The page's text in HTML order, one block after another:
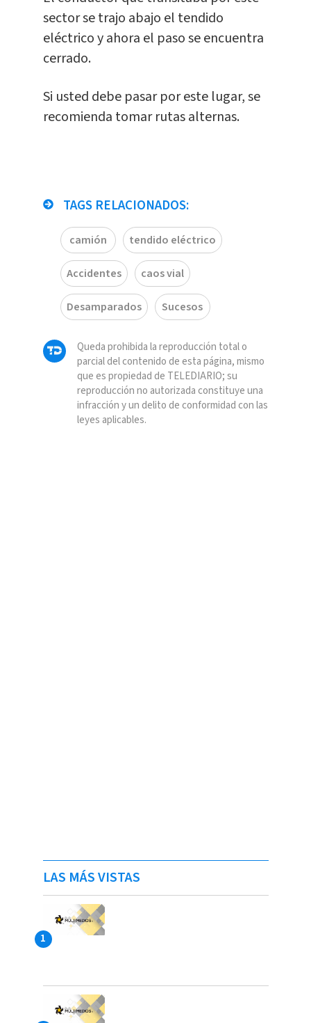
sector se trajo abajo el tendido
eléctrico y ahora el paso se encuentra
cerrado.
Si usted debe pasar por este lugar, se
recomienda tomar rutas alternas.
TAGS RELACIONADOS:
camión tendido eléctrico
Accidentes caos vial
Desamparados Sucesos
Queda prohibida la reproducción total o
parcial del contenido de esta página, mismo
que es propiedad de TELEDIARIO; su
reproducción no autorizada constituye una
infracción y un delito de conformidad con las
leyes aplicables.
LAS MÁS VISTAS